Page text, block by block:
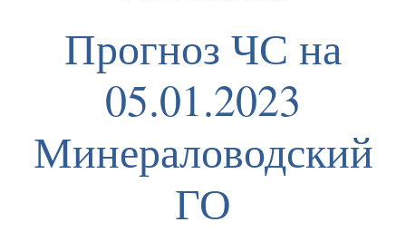
Прогноз ЧС на
05.01.2023
Минераловодский
ГО